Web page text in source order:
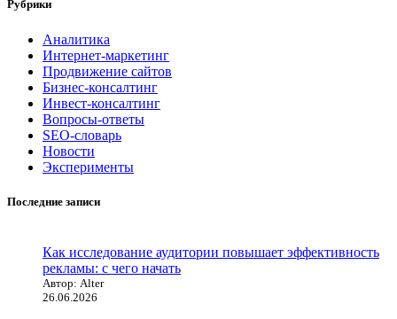
Рубрики
Аналитика
Интернет-маркетинг
Продвижение сайтов
Бизнес-консалтинг
Инвест-консалтинг
Вопросы-ответы
SEO-словарь
Новости
Эксперименты
Последние записи
Как исследование аудитории повышает эффективность
рекламы: с чего начать
Автор: Alter
26.06.2026